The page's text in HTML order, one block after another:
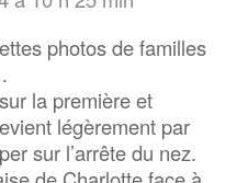
photos de familles
la première et
légèrement par
sur l’arrête du nez.